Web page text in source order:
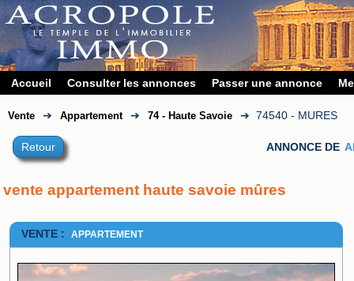
Accueil Consulter les annonces Passer une annonce
Vente ➔ Appartement ➔ 74 - Haute Savoie ➔ 74540 - MURES
Retour ANNONCE DE
vente appartement haute savoie mûres
VENTE : APPARTEMENT